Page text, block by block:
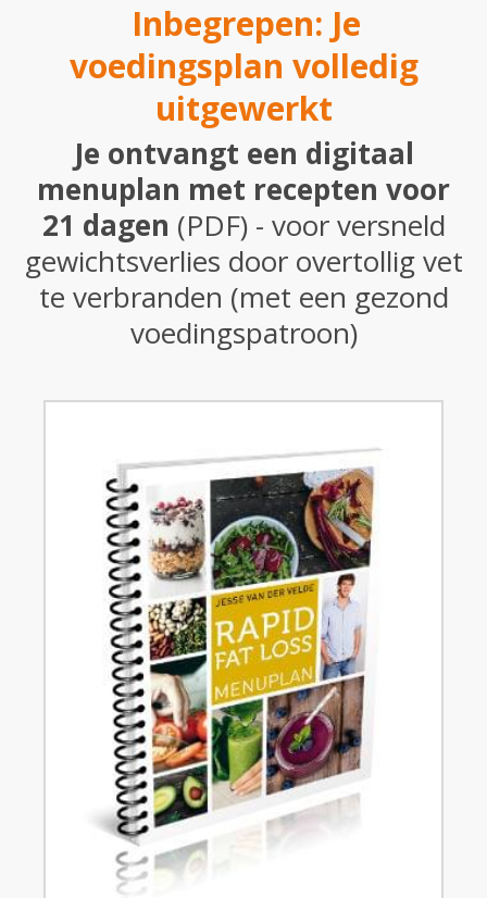
Inbegrepen: Je
voedingsplan volledig
uitgewerkt
Je ontvangt een digitaal
menuplan met recepten voor
21 dagen (PDF) - voor versneld
gewichtsverlies door overtollig vet
te verbranden (met een gezond
voedingspatroon)